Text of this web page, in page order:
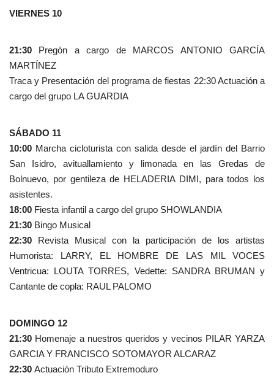
VIERNES 10
21:30
Pregón a cargo de MARCOS ANTONIO GARCÍA
MARTÍNEZ
Traca y Presentación del programa de fiestas 22:30 Actuación a
cargo del grupo LA GUARDIA
SÁBADO 11
10:00 Marcha cicloturista con salida desde el jardín del Barrio
San Isidro, avituallamiento y limonada en las Gredas de
Bolnuevo, por gentileza de HELADERIA DIMI, para todos los
asistentes.
18:00 Fiesta infantil a cargo del grupo SHOWLANDIA
21:30 Bingo Musical
22:30
Revista Musical con la participación de los artistas
Humorista: LARRY, EL HOMBRE DE LAS MIL VOCES
Ventricua: LOUTA TORRES, Vedette: SANDRA BRUMAN y
Cantante de copla: RAUL PALOMO
DOMINGO 12
21:30 Homenaje a nuestros queridos y vecinos PILAR YARZA
GARCIA Y FRANCISCO SOTOMAYOR ALCARAZ
22:30 Actuación Tributo Extremoduro